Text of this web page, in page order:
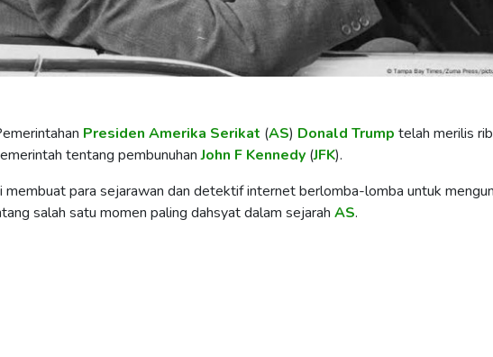
Presiden Amerika Serikat (AS) Donald Trump telah merilis
tentang pembunuhanJohn F Kennedy (JFK).
membuat para sejarawan dan detektif internet berlomba-lomba untuk
salah satu momen paling dahsyat dalam sejarah AS.